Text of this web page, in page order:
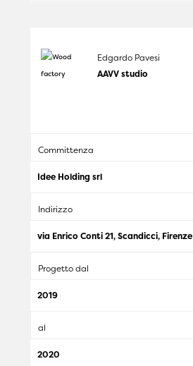
Edgardo Pavesi
AAVV studio
Committenza
Idee Holding srl
Indirizzo
via Enrico Conti 21, Scandicci, Firenze
Progetto dal
2019
al
2020